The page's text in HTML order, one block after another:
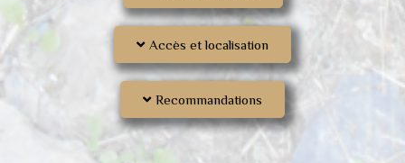
Accès et localisation
Recommandations